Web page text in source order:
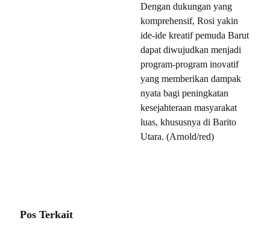
Dengan dukungan yang
komprehensif, Rosi yakin
ide-ide kreatif pemuda Barut
dapat diwujudkan menjadi
program-program inovatif
yang memberikan dampak
nyata bagi peningkatan
kesejahteraan masyarakat
luas, khususnya di Barito
Utara. (Arnold/red)
Pos Terkait